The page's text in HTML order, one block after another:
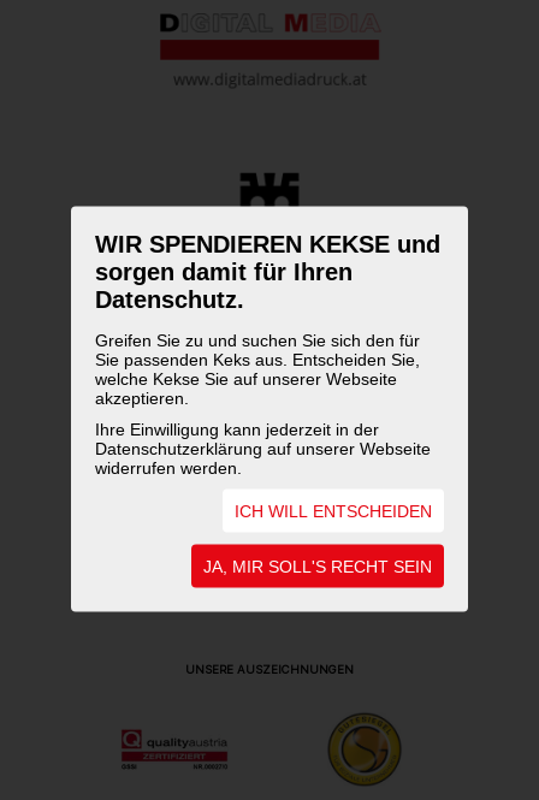
WIR SPENDIEREN KEKSE und
sorgen damit für Ihren
Datenschutz.
Greifen Sie zu und suchen Sie sich den für
Sie passenden Keks aus. Entscheiden Sie,
welche Kekse Sie auf unserer Webseite
akzeptieren.
Ihre Einwilligung kann jederzeit in der
Datenschutzerklärung auf unserer Webseite
widerrufen werden.
ICH WILL ENTSCHEIDEN
JA, MIR SOLL'S RECHT SEIN
UNSERE AUSZEICHNUNGEN